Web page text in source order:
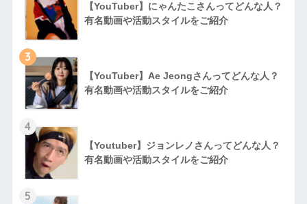
【YouTuber】にゃんたこさんってどんな⼈？
有名動画や活動スタイルをご紹介
3
【YouTuber】Ae Jeongさんってどんな⼈？
有名動画や活動スタイルをご紹介
4
【Youtuber】ジョンレノさんってどんな人？
有名動画や活動スタイルをご紹介
5